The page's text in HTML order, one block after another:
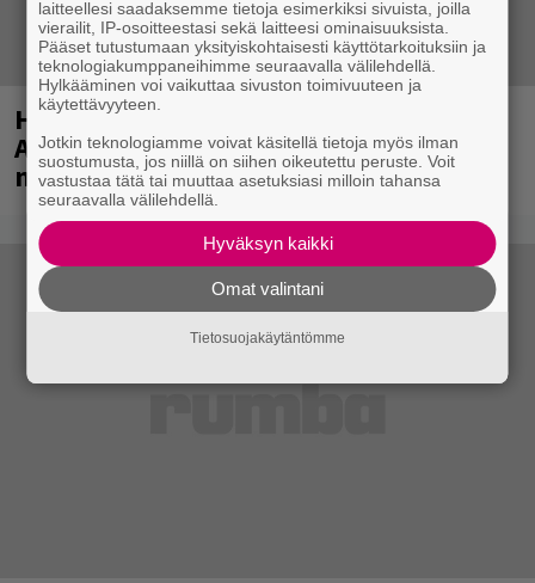
Huomenna se ilmestyy – CMX:stä tutun
A.W. Yrjänän uutuusalbumi om
mammuttimainen kokonaisuus
laitteellesi saadaksemme tietoja esimerkiksi sivuista, joilla
vierailit, IP-osoitteestasi sekä laitteesi ominaisuuksista.
Pääset tutustumaan yksityiskohtaisesti käyttötarkoituksiin ja
teknologiakumppaneihimme seuraavalla välilehdellä.
Hylkääminen voi vaikuttaa sivuston toimivuuteen ja
käytettävyyteen.
Jotkin teknologiamme voivat käsitellä tietoja myös ilman
suostumusta, jos niillä on siihen oikeutettu peruste. Voit
vastustaa tätä tai muuttaa asetuksiasi milloin tahansa
seuraavalla välilehdellä.
Hyväksyn kaikki
Omat valintani
Tietosuojakäytäntömme